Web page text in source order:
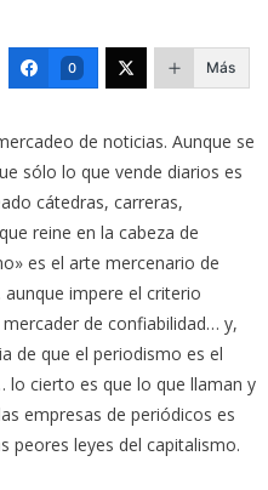
0 Más
de noticias. Aunque se
sólo lo que vende diarios es
cátedras, carreras,
reine en la cabeza de
es el arte mercenario de
impere el criterio
de confiabilidad… y,
de que el periodismo es el
lo cierto es que lo que llaman y
empresas de periódicos es
peores leyes del capitalismo.